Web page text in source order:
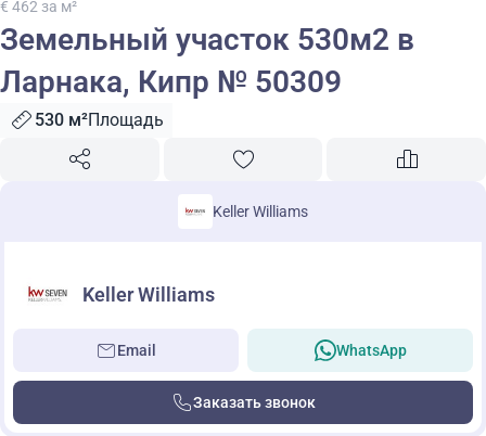
€ 462 за м²
Земельный участок 530м2 в
Ларнака, Кипр № 50309
530 м²Площадь
Keller Williams
Keller Williams
Email WhatsApp
Заказать звонок